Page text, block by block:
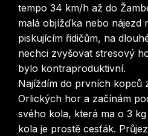
tempo 34 km/h až do
malá objížďka nebo nájezd
piskujícím řidičům, na
nechci zvyšovat stresový
bylo kontraproduktivní.
Najíždím do prvních kopců
Orlických hor a začínám
svého kola, která ma o 3
kola je prostě cesťák.